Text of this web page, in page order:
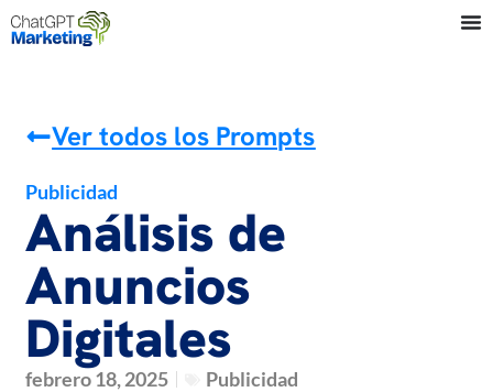
Ver todos los Prompts
Publicidad
Análisis de
Anuncios
Digitales
febrero 18, 2025
Publicidad